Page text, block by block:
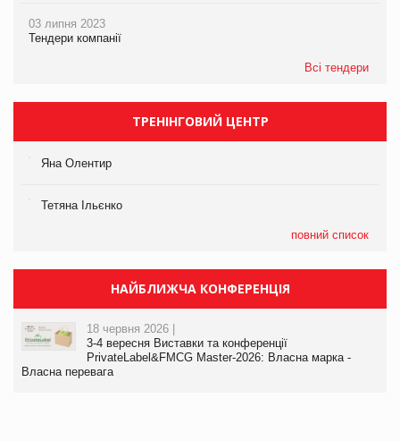
03 липня 2023
Тендери компанії
Всі тендери
ТРЕНІНГОВИЙ ЦЕНТР
Яна Олентир
Тетяна Ільєнко
повний список
НАЙБЛИЖЧА КОНФЕРЕНЦІЯ
18 червня 2026 |
3-4 вересня Виставки та конференції
PrivateLabel&FMCG Master-2026: Власна марка -
Власна перевага